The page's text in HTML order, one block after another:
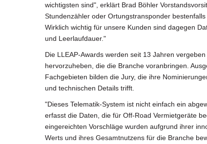
wichtigsten sind", erklärt Brad Böhler
Stundenzähler oder Ortungstransponder
Wirklich wichtig für unsere Kunden sind dagegen
und Leerlaufdauer."
Die LLEAP-Awards werden seit 13 Jahren
hervorzuheben, die die Branche voranbringen.
Fachgebieten bilden die Jury, die ihre
und technischen Details trifft.
"Dieses Telematik-System ist nicht einfach ein
erfasst die Daten, die für Off-Road Vermietgeräte
eingereichten Vorschläge wurden aufgrund ihrer
Werts und ihres Gesamtnutzens für die Branche